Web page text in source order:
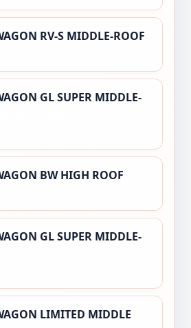
RV-S MIDDLE-ROOF
GL SUPER MIDDLE-
BW HIGH ROOF
GL SUPER MIDDLE-
LIMITED MIDDLE